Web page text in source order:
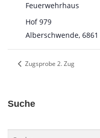
Feuerwehrhaus
Hof 979
Alberschwende, 6861
Zugsprobe 2. Zug
Suche